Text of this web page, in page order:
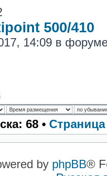
500/410
14:09 в
68 •
by phpBB®